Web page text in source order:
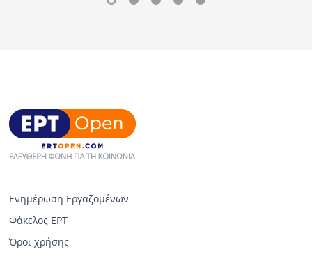
Ενημέρωση Εργαζομένων
Φάκελος ΕΡΤ
Όροι χρήσης